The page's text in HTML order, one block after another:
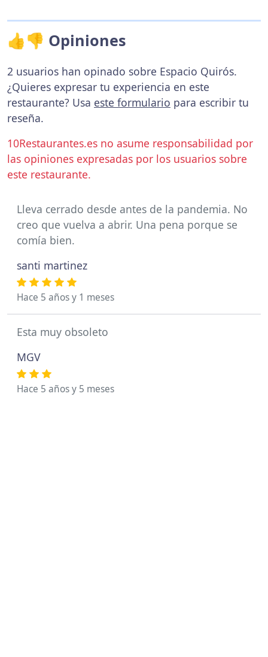
👍👎 Opiniones
2 usuarios han opinado sobre Espacio Quirós.
¿Quieres expresar tu experiencia en este
restaurante? Usa este formulario para escribir tu
reseña.
10Restaurantes.es no asume responsabilidad por
las opiniones expresadas por los usuarios sobre
este restaurante.
Lleva cerrado desde antes de la pandemia. No
creo que vuelva a abrir. Una pena porque se
comía bien.
santi martinez
Hace 5 años y 1 meses
Esta muy obsoleto
MGV
Hace 5 años y 5 meses